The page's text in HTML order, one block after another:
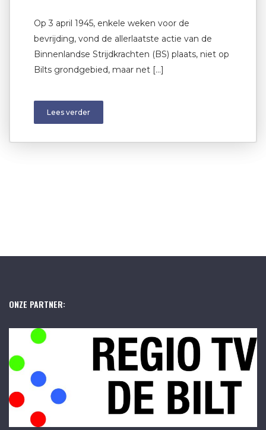
Op 3 april 1945, enkele weken voor de
bevrijding, vond de allerlaatste actie van de
Binnenlandse Strijdkrachten (BS) plaats, niet op
Bilts grondgebied, maar net […]
Lees verder
ONZE PARTNER: